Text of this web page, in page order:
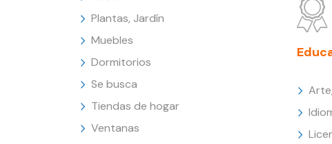
Plantas, Jardín
Muebles
Dormitorios
Se busca
Tiendas de hogar
Ventanas